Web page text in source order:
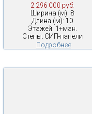
2 296 000 руб.
Ширина (м): 8
Длина (м): 10
Этажей: 1+ман.
Стены: СИП-панели
Подробнее